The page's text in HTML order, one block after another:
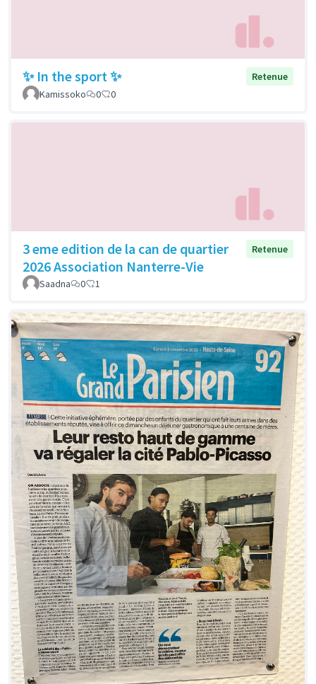
✨ In the sport ✨
Retenue
Kamissoko
0 0
3 eme edition de la can de quartier
2026 Association Nanterre-Vie
Retenue
Saadna 0 1